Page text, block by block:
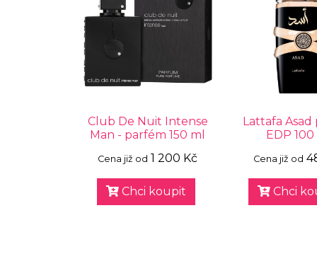
Club De Nuit Intense
Man - parfém 150 ml
Cena již od 1 200 Kč
Chci koupit
Lattafa Asad
EDP
Cena již od
Chci